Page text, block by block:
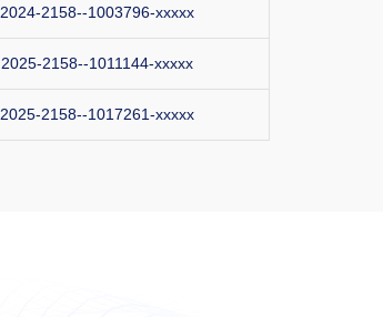
2024-2158--1003796-xxxxx
2025-2158--1011144-xxxxx
2025-2158--1017261-xxxxx